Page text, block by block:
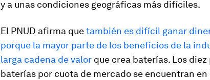
y a unas condiciones geográficas más difíciles.
El PNUD afirma quetambién es difícil ganar
porque la mayor parte de los beneficios de la
larga cadena de valor que crea baterías. Los
baterías por cuota de mercado se encuentran